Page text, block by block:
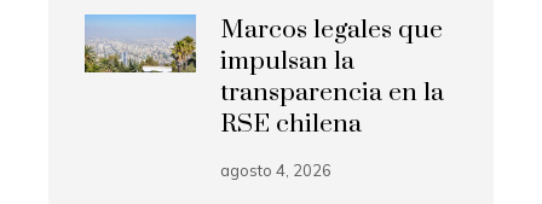
Marcos legales que
impulsan la
transparencia en la
RSE chilena
agosto 4, 2026